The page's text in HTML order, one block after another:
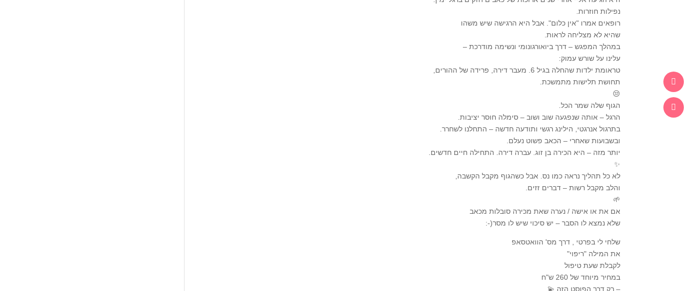
נפילות חוזרות.
רופאים אמרו "אין כלום". אבל היא הרגישה שיש משהו
שהיא לא מצליחה לראות.
במהלך המפגש – דרך ביואורגונומי ונשימה מודרכת –
עלינו על שורש עמוק:
טראומת ילדות שהחלה בגיל 6. מעבר דירה, פרידה של ההורים,
תחושת תלישות מתמשכת.
😒
הגוף שלה שמר הכל.
הרגל – אותה שנפגעה שוב ושוב – סימלה חוסר יציבות.
בתרגול אנרגטי, הילינג רגשי ותודעה חדשה – התחלנו לשחרר.
ובשבועות שאחרי – הכאב פשוט נעלם.
יותר מזה – היא הכירה בן זוג. עברה דירה. התחילה חיים חדשים.
✨
לא כל תהליך נראה כמו נס. אבל כשהגוף מקבל הקשבה,
והלב מקבל רשות – דברים זזים.
🌱
אם את או אישה / נערה שאת מכירה סובלות מכאב
שלא נמצא לו הסבר – יש סיכוי שיש לו מסר⁦:⁠-⁠)⁩
שלחי לי בפרטי , דרך מס' הוואטסאפ
את המילה "ריפוי"
לקבלת שעת טיפול
במחיר מיוחד של 260 ש"ח
– רק דרך הפוסט הזה 💫